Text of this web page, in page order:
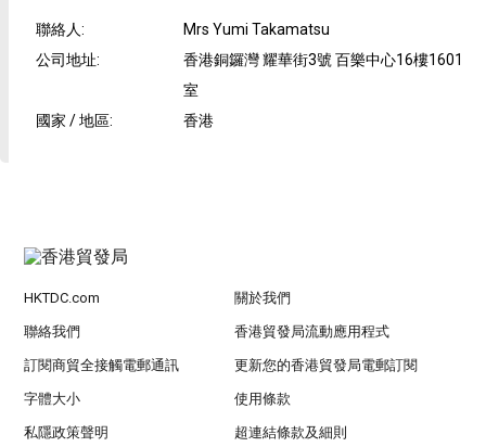
聯絡人:
Mrs Yumi Takamatsu
公司地址:
香港銅鑼灣 耀華街3號 百樂中心16樓1601
室
國家 / 地區: 香港
HKTDC.com 關於我們
聯絡我們 香港貿發局流動應用程式
訂閱商貿全接觸電郵通訊 更新您的香港貿發局電郵訂閱
字體大小 使用條款
私隱政策聲明 超連結條款及細則